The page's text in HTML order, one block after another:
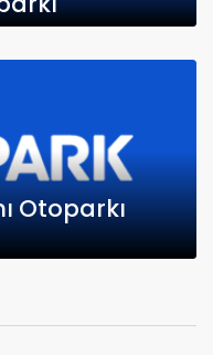
Otoparkı